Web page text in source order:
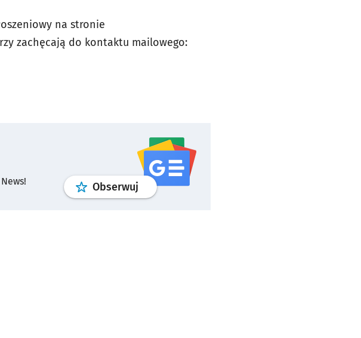
na stronie
zachęcają do kontaktu mailowego:
Obserwuj profilgoogle news